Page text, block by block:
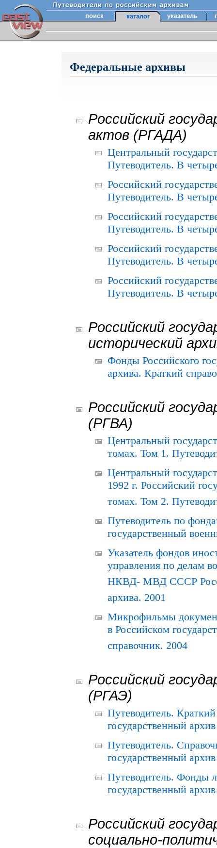
поиск каталог указатель
Федеральные архивы
Российский
актов (РГАДА)
Центральный
Путеводитель. В
Российский
Путеводитель. В
Российский
Путеводитель. В
Российский
Путеводитель. В
Российский
Путеводитель. В
Российский
исторический
Фонды Российского
архива. Краткий
Российский
(РГВА)
Центральный
томах. Том 1.
Центральный
1992 г. Российский
томах. Том 2.
Путеводитель по
государственный
Указатель фондов
управления по делам
НКВД- МВД СССР
архива. 2001
Микрофильмы
в Российском
справочник. 2004
Российский
(РГАЭ)
Путеводитель.
государственный
Путеводитель.
государственный
Путеводитель. Фонды
государственный
Российский
социально-